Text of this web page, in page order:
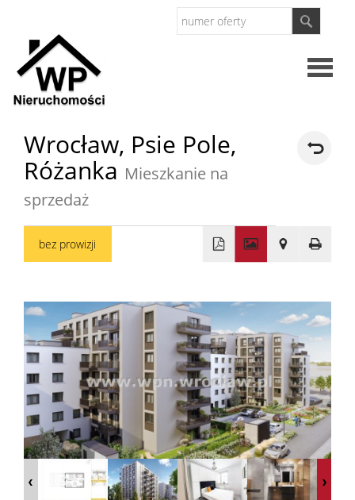
Domy
RODO
Wrocław, Psie Pole,
Różanka Mieszkanie na
sprzedaż
bez prowizji
−